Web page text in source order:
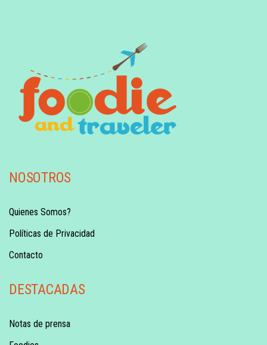
NOSOTROS
Quienes Somos?
Políticas de Privacidad
Contacto
DESTACADAS
Notas de prensa